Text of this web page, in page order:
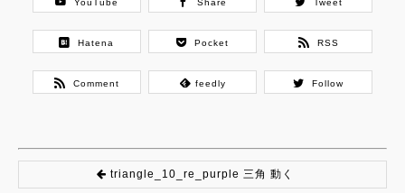
YouTube Share Tweet
Hatena Pocket RSS
Comment feedly Follow
triangle_10_re_purple 三角 動く